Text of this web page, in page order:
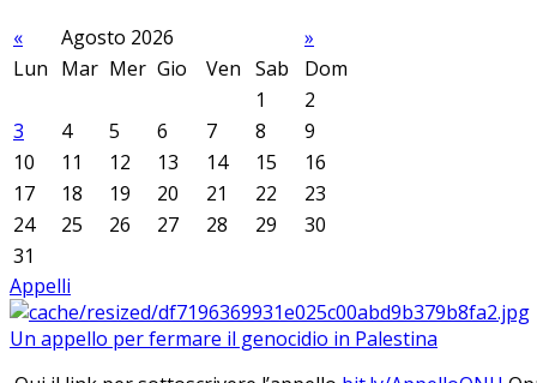
« Agosto 2026
»
Lun Mar Mer Gio Ven Sab
Dom
1
2
3
4 5 6 7 8
9
10
11 12 13 14 15
16
17
18 19 20 21 22
23
24
25 26 27 28 29
30
31
Appelli
Un appello per fermare il genocidio in Palestina